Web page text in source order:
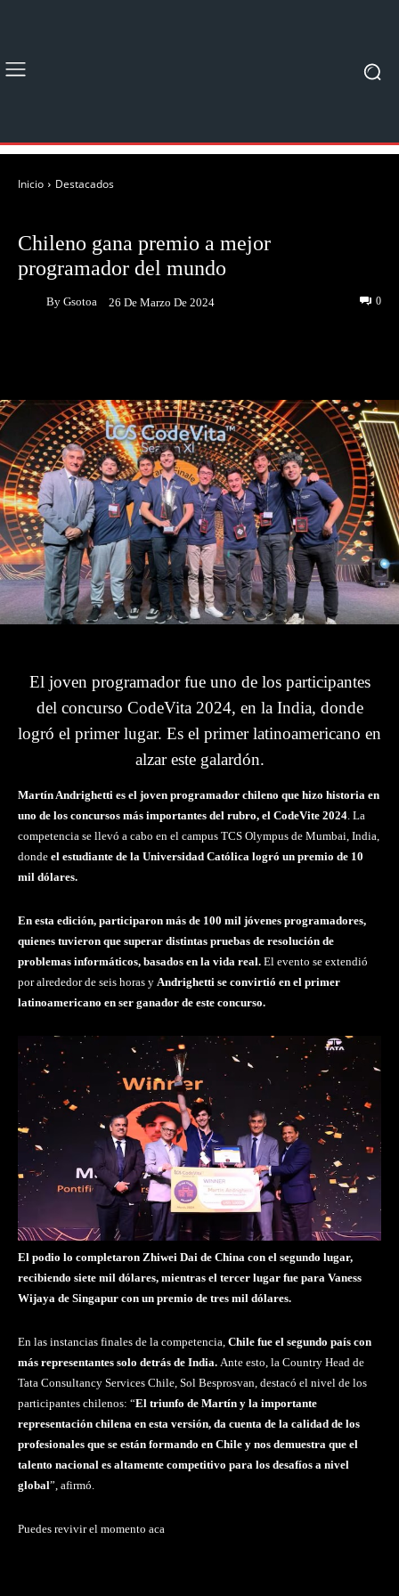
Inicio Destacados
Chileno gana premio a mejor
programador del mundo
By Gsotoa 26 De Marzo De 2024 0
El joven programador fue uno de los participantes
del concurso CodeVita 2024, en la India, donde
logró el primer lugar. Es el primer latinoamericano en
alzar este galardón.
Martín Andrighetti es el joven programador chileno que hizo historia en
uno de los concursos más importantes del rubro, el CodeVite 2024. La
competencia se llevó a cabo en el campus TCS Olympus de Mumbai, India,
donde el estudiante de la Universidad Católica logró un premio de 10
mil dólares.
En esta edición, participaron más de 100 mil jóvenes programadores,
quienes tuvieron que superar distintas pruebas de resolución de
problemas informáticos, basados en la vida real. El evento se extendió
por alrededor de seis horas y Andrighetti se convirtió en el primer
latinoamericano en ser ganador de este concurso.
El podio lo completaron Zhiwei Dai de China con el segundo lugar,
recibiendo siete mil dólares, mientras el tercer lugar fue para Vaness
Wijaya de Singapur con un premio de tres mil dólares.
En las instancias finales de la competencia, Chile fue el segundo país con
más representantes solo detrás de India. Ante esto, la Country Head de
Tata Consultancy Services Chile, Sol Besprosvan, destacó el nivel de los
participantes chilenos: “El triunfo de Martín y la importante
representación chilena en esta versión, da cuenta de la calidad de los
profesionales que se están formando en Chile y nos demuestra que el
talento nacional es altamente competitivo para los desafíos a nivel
global”, afirmó.
Puedes revivir el momento aca